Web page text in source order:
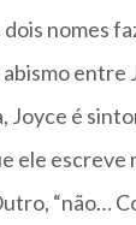
nomes
entre
Joyce é
ele escreve
“não…